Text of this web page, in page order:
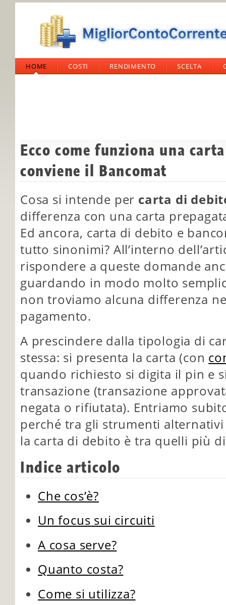
HOME COSTI RENDIMENTO SCELTA
Ecco come funziona una
conviene il Bancomat
Cosa si intende per carta di
differenza con una carta
Ed ancora, carta di debito e
tutto sinonimi? All’interno
rispondere a queste domande
guardando in modo molto
non troviamo alcuna differenza
pagamento.
A prescindere dalla tipologia di
stessa: si presenta la carta (con
quando richiesto si digita il pin e
transazione (transazione
negata o rifiutata). Entriamo
perché tra gli strumenti
la carta di debito è tra quelli più
Indice articolo
Che cos’è?
Un focus sui circuiti
A cosa serve?
Quanto costa?
Come si utilizza?